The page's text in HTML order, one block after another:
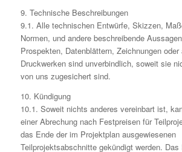
9. Technische Beschreibungen
9.1. Alle technischen Entwürfe, Skizzen,
Normen, und andere beschreibende
Prospekten, Datenblättern, Zeichnungen oder
Druckwerken sind unverbindlich, soweit sie
von uns zugesichert sind.
10. Kündigung
10.1. Soweit nichts anderes vereinbart ist,
einer Abrechung nach Festpreisen für
das Ende der im Projektplan ausgewiesenen
Teilprojektsabschnitte gekündigt werden. Das